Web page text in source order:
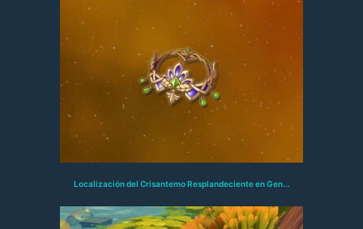
Localización del Crisantemo Resplandeciente en Gen...